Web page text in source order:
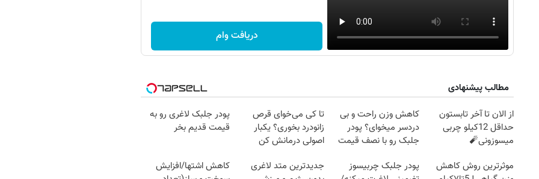
دریافت وام
مطالب پیشنهادی
از الان تا آخر تابستون
حداقل 12کیلو چربی
میسوزونی🧨
کاهش وزن راحت و بی
دردسر میخوای؟ پودر
جلبک رو با نصف قیمت
تا کی می‌خوای قرص
زانودرد بخوری؟ یکبار
اصولی درمانش کن
پودر جلبک لاغری رو به
قیمت قدیم بخر
موثرترین روش کاهش
پودر جلبک چربیسوز
جدیدترین متد لاغری
کاهش اشتها/افزایش